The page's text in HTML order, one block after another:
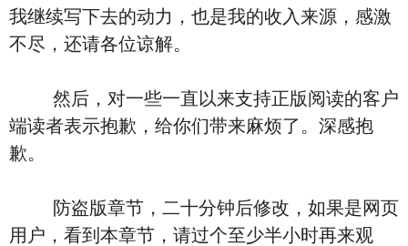
我继续写下去的动力，也是我的收入来源，感激
不尽，还请各位谅解。
然后，对一些一直以来支持正版阅读的客户
端读者表示抱歉，给你们带来麻烦了。深感抱
歉。
防盗版章节，二十分钟后修改，如果是网页
用户，看到本章节，请过个至少半小时再来观